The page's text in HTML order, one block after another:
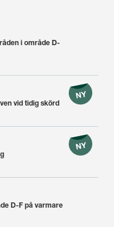
i område D-
vid tidig skörd
D-F på varmare